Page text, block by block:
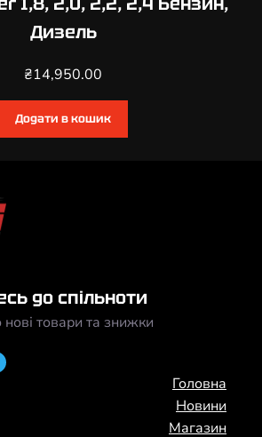
Дизель
₴14,950.00
Додати в кошик
до спільноти
товари та знижки
Головна
Новини
Магазин